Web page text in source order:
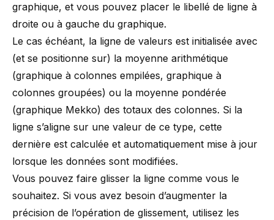
graphique, et vous pouvez placer le libellé de ligne à
droite ou à gauche du graphique.
Le cas échéant, la ligne de valeurs est initialisée avec
(et se positionne sur) la moyenne arithmétique
(graphique à colonnes empilées, graphique à
colonnes groupées) ou la moyenne pondérée
(graphique Mekko) des totaux des colonnes. Si la
ligne s’aligne sur une valeur de ce type, cette
dernière est calculée et automatiquement mise à jour
lorsque les données sont modifiées.
Vous pouvez faire glisser la ligne comme vous le
souhaitez. Si vous avez besoin d’augmenter la
précision de l’opération de glissement, utilisez les